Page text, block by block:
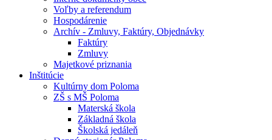
Voľby a referendum
Hospodárenie
Archív - Zmluvy, Faktúry, Objednávky
Faktúry
Zmluvy
Majetkové priznania
Inštitúcie
Kultúrny dom Poloma
ZŠ s MŠ Poloma
Materská škola
Základná škola
Školská jedáleň